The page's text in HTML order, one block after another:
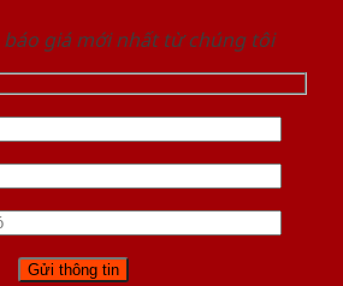
giá mới nhất từ chúng tôi